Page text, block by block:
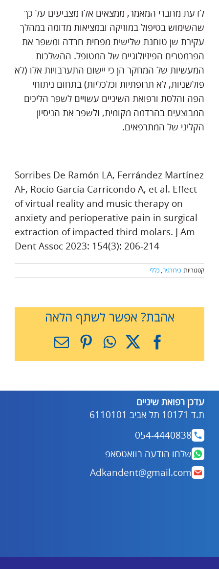
לדעת מחברי המאמר, ממצאים אלו מצביעים על כך
שהשימוש בטיפול במוזיקה ובמציאות מדומה במהלך
עקירת שן טוחנת שלישית מפחית חרדה ומשפר את
הפרמטרים הפיזיולוגיים של המטופל. ההשלכות
המעשיות של המחקר הן כי יישום התערבויות אלו (לא
פולשניות, לא תרופתיות וכלכליות) בתחום ניתוחי
הפה והלסת ורפואת השיניים עשויים לשפר הליכים
המבוצעים בהרדמה מקומית, ולשפר את הניסיון
הקליני של המתרפאים.
Sorribes De Ramón LA, Ferrández Martínez
AF, Rocío García Carricondo A, et al. Effect
of virtual reality and music therapy on
anxiety and perioperative pain in surgical
extraction of impacted third molars. J Am
Dent Assoc 2023: 154(3): 206-214
קטגוריות: כירורגיה,כללי
אהבת? אפשר לשתף הלאה
Facebook
X
WhatsApp
Pinterest
כתובת
עדכן רפואת שיניים
ת.ד 10171 תל אביב 6110101
054-4440838
שלחו הודעה בוואטסאפ
Adkandent@gmail.com